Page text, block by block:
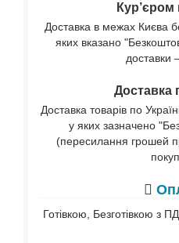
Доставка в межах Києва
яких вказано
доставки
Доставка
Доставка товарів по
у яких зазначено
(пересилання грошей
Готівкою, Безготівкою з